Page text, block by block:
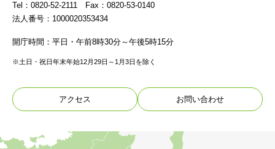
Tel：0820-52-2111 Fax：0820-53-0140
法人番号：1000020353434
開庁時間：平日・午前8時30分～午後5時15分
※土日・祝日年末年始12月29日～1月3日を除く
アクセス お問い合わせ